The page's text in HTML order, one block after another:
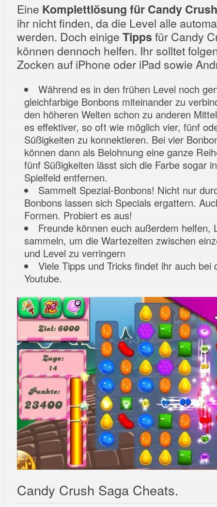
Eine Komplettlösung für Candy
ihr nicht finden, da die Level alle
werden. Doch einige Tipps für Candy
können dennoch helfen. Ihr solltet
Zocken auf iPhone oder iPad sowie
Während es in den frühen Level noch
gleichfarbige Bonbons miteinander zu
den höheren Welten schon zu anderen
es effektiver, so oft wie möglich vier, fünf
Süßigkeiten zu konnektieren. Bei vier
können dann als Belohnung eine ganze
fünf Süßigkeiten lässt sich die Farbe sogar
Spielfeld entfernen.
Sammelt Spezial-Bonbons! Nicht nur
Bonbons lassen sich Specials ergattern.
Formen. Probiert es aus!
Freunde können euch außerdem helfen,
sammeln, um die Wartezeiten zwischen
und Level zu verringern
Viele Tipps und Tricks findet ihr auch bei
Youtube.
Candy Crush Saga Cheats.